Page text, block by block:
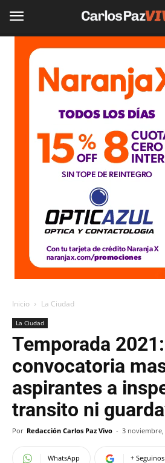
Inicio La Ciudad
La Ciudad
Temporada
convocatoria
aspirantes a
transito ni
Por Redacción Carlos Paz Vivo - 3 noviembre,
WhatsApp +